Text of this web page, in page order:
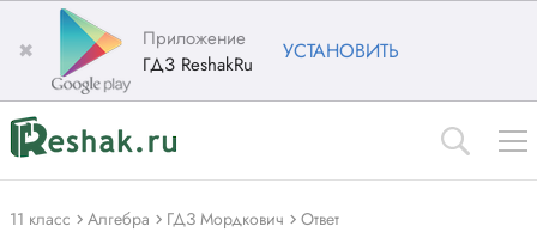
✖
Приложение
ГДЗ ReshakRu
УСТАНОВИТЬ
11 класс Алгебра ГДЗ Мордкович Ответ